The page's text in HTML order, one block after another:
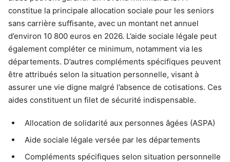
constitue la principale allocation sociale pour les seniors
sans carrière suffisante, avec un montant net annuel
d’environ 10 800 euros en 2026. L’aide sociale légale peut
également compléter ce minimum, notamment via les
départements. D’autres compléments spécifiques peuvent
être attribués selon la situation personnelle, visant à
assurer une vie digne malgré l’absence de cotisations. Ces
aides constituent un filet de sécurité indispensable.
Allocation de solidarité aux personnes âgées (ASPA)
Aide sociale légale versée par les départements
Compléments spécifiques selon situation personnelle